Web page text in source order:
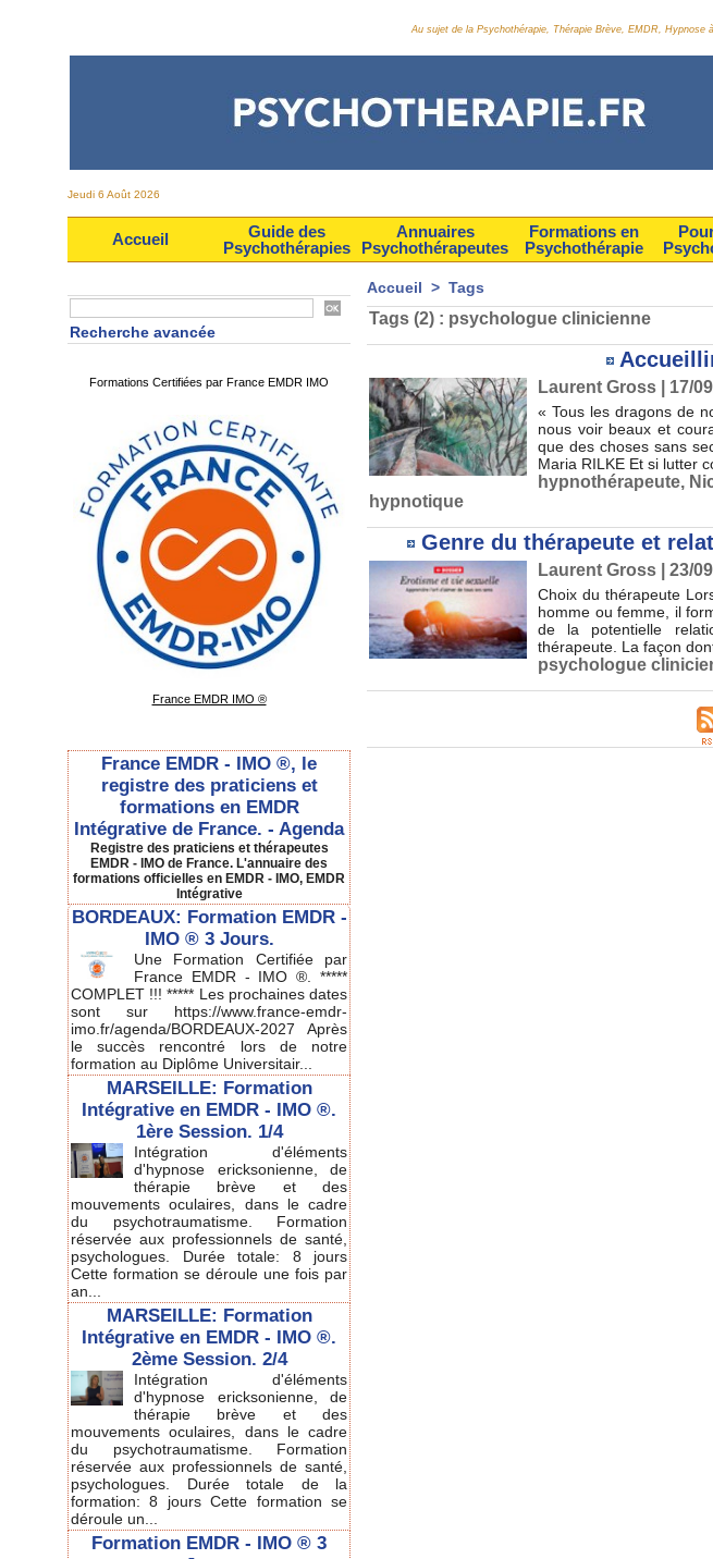
Au sujet de la Psychothérapie, Thérapie Brève, EMDR,
Jeudi 6 Août 2026
Accueil
Guide des
Psychothérapies
Annuaires
Psychothérapeutes
Formations en
Psychothérapie
Recherche avancée
Formations Certifiées par France EMDR IMO
France EMDR IMO ®
France EMDR - IMO ®, le
registre des praticiens et
formations en EMDR
Intégrative de France. - Agenda
Registre des praticiens et thérapeutes
EMDR - IMO de France. L'annuaire des
formations officielles en EMDR - IMO, EMDR
Intégrative
BORDEAUX: Formation EMDR -
IMO ® 3 Jours.
Une Formation Certifiée par
France EMDR - IMO ®. *****
COMPLET !!! ***** Les prochaines dates
sont sur https://www.france-emdr-
imo.fr/agenda/BORDEAUX-2027 Après
le succès rencontré lors de notre
formation au Diplôme Universitair...
MARSEILLE: Formation
Intégrative en EMDR - IMO ®.
1ère Session. 1/4
Intégration d'éléments
d'hypnose ericksonienne, de
thérapie brève et des
mouvements oculaires, dans le cadre
du psychotraumatisme. Formation
réservée aux professionnels de santé,
psychologues. Durée totale: 8 jours
Cette formation se déroule une fois par
an...
MARSEILLE: Formation
Intégrative en EMDR - IMO ®.
2ème Session. 2/4
Intégration d'éléments
d'hypnose ericksonienne, de
thérapie brève et des
mouvements oculaires, dans le cadre
du psychotraumatisme. Formation
réservée aux professionnels de santé,
psychologues. Durée totale de la
formation: 8 jours Cette formation se
déroule un...
Formation EMDR - IMO ® 3
Accueil > Tags
Tags (2) : psychologue clinicienne
Laurent Gross | 17/
« Tous les dragons de
nous voir beaux et
que des choses sans
Maria RILKE Et si lutter
hypnothérapeute,
hypnotique
Genre du thérapeute et
Laurent Gross | 23/
Choix du thérapeute
homme ou femme, il
de la potentielle
thérapeute. La façon
psychologue